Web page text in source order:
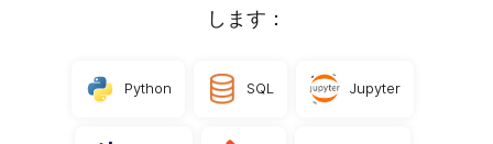
します：
Python SQL Jupyter